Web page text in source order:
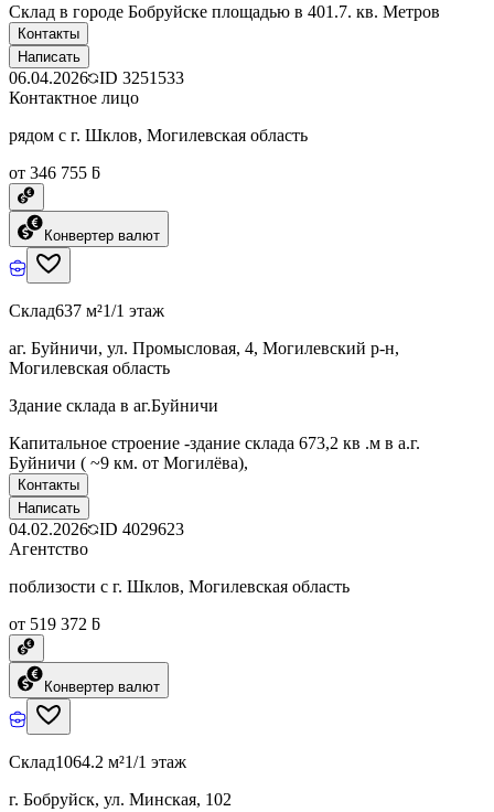
Склад в городе Бобруйске площадью в 401.7. кв. Метров
Контакты
Написать
06.04.2026 ID 3251533
Контактное лицо
рядом с г. Шклов, Могилевская область
от 346 755 ƃ
Конвертер валют
Склад637 м²1/1 этаж
аг. Буйничи, ул. Промысловая, 4, Могилевский р-н,
Могилевская область
Здание склада в аг.Буйничи
Капитальное строение -здание склада 673,2 кв .м в а.г.
Буйничи ( ~9 км. от Могилёва),
Контакты
Написать
04.02.2026 ID 4029623
Агентство
поблизости с г. Шклов, Могилевская область
от 519 372 ƃ
Конвертер валют
Склад1064.2 м²1/1 этаж
г. Бобруйск, ул. Минская, 102